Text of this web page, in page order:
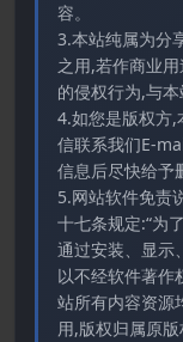
容。
3.本站纯属为分
之用,若作商业
的侵权行为,与本
4.如您是版权方
信联系我们E-
信息后尽快给予
5.网站软件免责
十七条规定:“为
通过安装、显示
以不经软件著作
站所有内容资源
用,版权归属原